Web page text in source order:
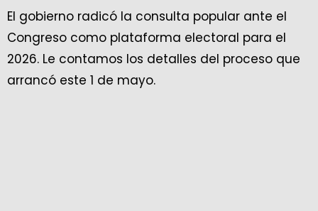
El gobierno radicó la consulta popular ante el
Congreso como plataforma electoral para el
2026. Le contamos los detalles del proceso que
arrancó este 1 de mayo.